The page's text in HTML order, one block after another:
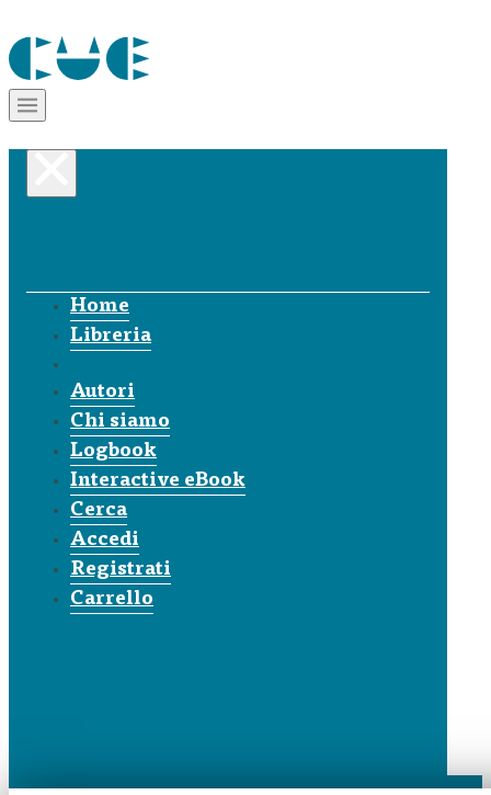
Home
Libreria
Autori
Chi siamo
Logbook
Interactive eBook
Cerca
Accedi
Registrati
Carrello